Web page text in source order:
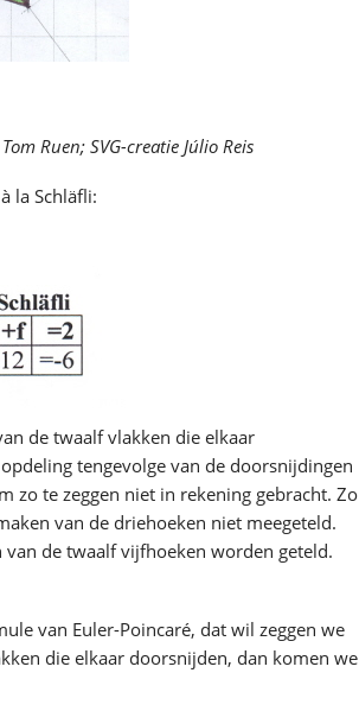
Ruen; SVG-creatie Júlio Reis
la Schläfli:
de twaalf vlakken die elkaar
tengevolge van de doorsnijdingen
zo te zeggen niet in rekening gebracht. Zo
van de driehoeken niet meegeteld.
de twaalf vijfhoeken worden geteld.
van Euler-Poincaré, dat wil zeggen we
die elkaar doorsnijden, dan komen we